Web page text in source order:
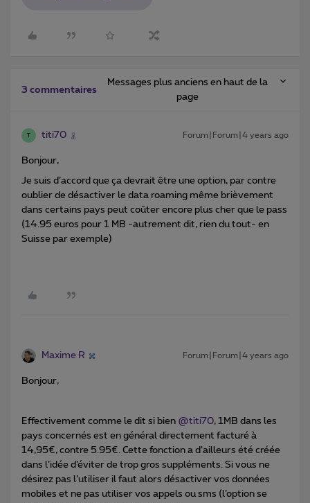
3 commentaires
Messages plus anciens en haut de la
page
titi70 Forum|Forum|4 years ago
Bonjour,
Je suis d’accord que ça devrait être une option, par contre
oublier de désactiver le data roaming même brièvement
dans certains pays peut coûter encore plus cher que le pass
(14.95 euros pour 1 MB -autrement dit, rien du tout- en
Suisse par exemple)
Maxime R Forum|Forum|4 years ago
Bonjour,
Effectivement comme le dit si bien @titi70, 1MB dans les
pays concernés est en général directement facturé à
14,95€, contre 5.95€. Cette fonction a d’ailleurs été créée
dans l’idée d’éviter de trop gros suppléments. Si vous ne
désirez pas l’utiliser il faut alors désactiver vos données
mobiles et ne pas utiliser vos appels ou sms (l’option se